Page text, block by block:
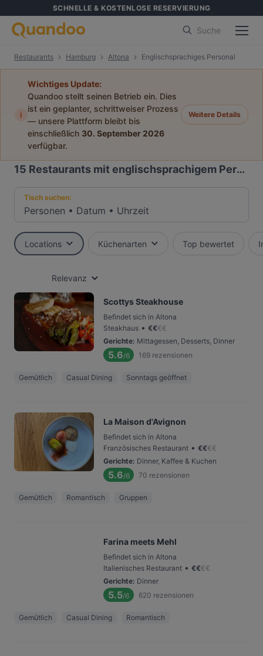
SCHNELLE & KOSTENLOSE RESERVIERUNG
Suche
Restaurants Hamburg Altona Englischsprachiges Personal
i
Wichtiges Update:
Quandoo stellt seinen Betrieb ein. Dies
ist ein geplanter, schrittweiser Prozess
— unsere Plattform bleibt bis
einschließlich 30. September 2026
verfügbar.
Weitere Details
15 Restaurants mit englischsprachigem Personal in Altona, Hamburg
Tisch suchen:
Personen • Datum • Uhrzeit
Locations Küchenarten Top bewertet
Relevanz
Scottys Steakhouse
Befindet sich in Altona
Steakhaus • €€€€
Gerichte: Mittagessen, Desserts, Dinner
5.6/6 169 rezensionen
Gemütlich Casual Dining Sonntags geöffnet
La Maison d'Avignon
Befindet sich in Altona
Französisches Restaurant • €€€€
Gerichte: Dinner, Kaffee & Kuchen
5.6/6 70 rezensionen
Gemütlich Romantisch Gruppen
Farina meets Mehl
Befindet sich in Altona
Italienisches Restaurant • €€€€
Gerichte: Dinner
5.5/6 620 rezensionen
Gemütlich Casual Dining Romantisch